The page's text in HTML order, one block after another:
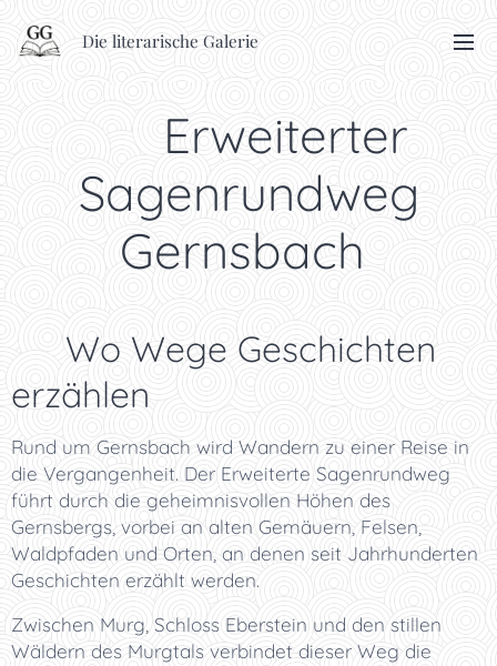
Die literarische Galerie
🥾 Erweiterter
Sagenrundweg
Gernsbach
✨ Wo Wege Geschichten
erzählen
Rund um Gernsbach wird Wandern zu einer Reise in
die Vergangenheit. Der Erweiterte Sagenrundweg
führt durch die geheimnisvollen Höhen des
Gernsbergs, vorbei an alten Gemäuern, Felsen,
Waldpfaden und Orten, an denen seit Jahrhunderten
Geschichten erzählt werden.
Zwischen Murg, Schloss Eberstein und den stillen
Wäldern des Murgtals verbindet dieser Weg die